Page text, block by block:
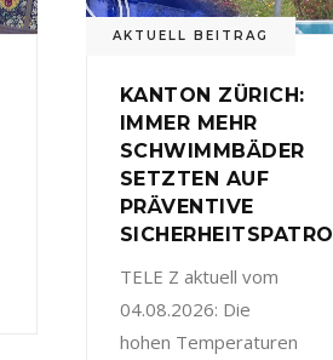
AKTUELL BEITRAG
KANTON ZÜRICH:
IMMER MEHR
SCHWIMMBÄDER
SETZTEN AUF
PRÄVENTIVE
TELE Z aktuell vom
04.08.2026: Die
hohen Temperaturen